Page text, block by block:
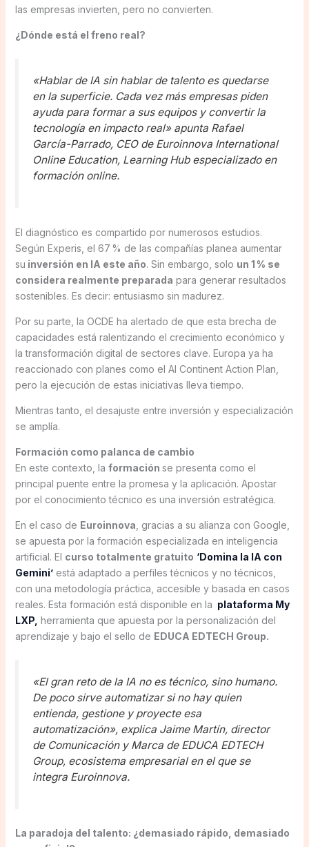
las empresas invierten, pero no convierten.
¿Dónde está el freno real?
«Hablar de IA sin hablar de talento es quedarse
en la superficie. Cada vez más empresas piden
ayuda para formar a sus equipos y convertir la
tecnología en impacto real» apunta Rafael
García-Parrado, CEO de Euroinnova International
Online Education, Learning Hub especializado en
formación online.
El diagnóstico es compartido por numerosos estudios.
Según Experis, el 67 % de las compañías planea aumentar
su inversión en IA este año. Sin embargo, solo un 1 % se
considera realmente preparada para generar resultados
sostenibles. Es decir: entusiasmo sin madurez.
Por su parte, la OCDE ha alertado de que esta brecha de
capacidades está ralentizando el crecimiento económico y
la transformación digital de sectores clave. Europa ya ha
reaccionado con planes como el AI Continent Action Plan,
pero la ejecución de estas iniciativas lleva tiempo.
Mientras tanto, el desajuste entre inversión y especialización
se amplía.
Formación como palanca de cambio
En este contexto, la formación se presenta como el
principal puente entre la promesa y la aplicación. Apostar
por el conocimiento técnico es una inversión estratégica.
En el caso de Euroinnova , gracias a su alianza con Google,
se apuesta por la formación especializada en inteligencia
artificial. El curso totalmente gratuito ‘Domina la IA con
Gemini’está adaptado a perfiles técnicos y no técnicos,
con una metodología práctica, accesible y basada en casos
reales. Esta formación está disponible en la plataforma My
LXP, herramienta que apuesta por la personalización del
aprendizaje y bajo el sello de EDUCA EDTECH Group.
«El gran reto de la IA no es técnico, sino humano.
De poco sirve automatizar si no hay quien
entienda, gestione y proyecte esa
automatización», explica Jaime Martín, director
de Comunicación y Marca de EDUCA EDTECH
Group, ecosistema empresarial en el que se
integra Euroinnova.
La paradoja del talento: ¿demasiado rápido, demasiado